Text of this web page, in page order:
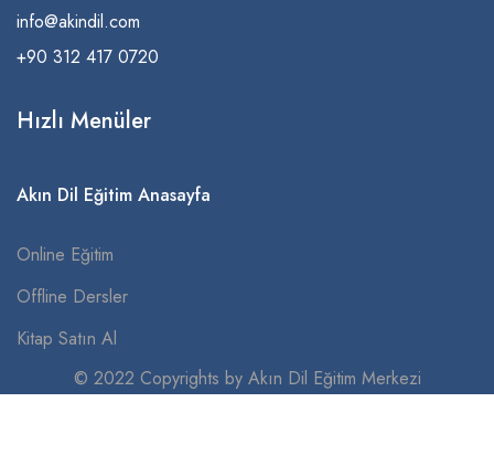
info@akindil.com
+90 312 417 0720
Hızlı Menüler
Akın Dil Eğitim Anasayfa
Online Eğitim
Offline Dersler
Kitap Satın Al
© 2022 Copyrights by Akın Dil Eğitim Merkezi